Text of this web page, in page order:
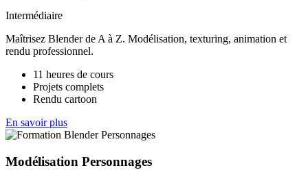
Intermédiaire
Maîtrisez Blender de A à Z. Modélisation, texturing, animation et
rendu professionnel.
11 heures de cours
Projets complets
Rendu cartoon
En savoir plus
Modélisation Personnages